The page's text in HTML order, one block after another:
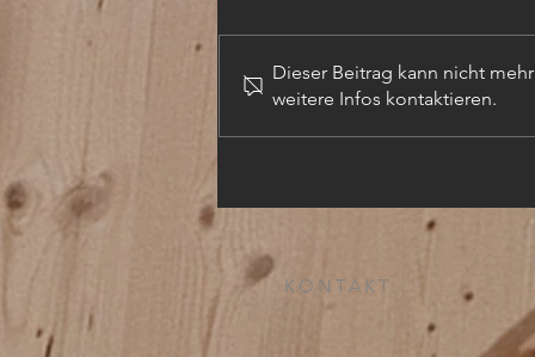
Dieser Beitrag kann nicht
weitere Infos kontaktieren.
KONTAKT: